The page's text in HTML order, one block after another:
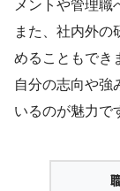
メントや管理職
また、社内外の
めることもでき
自分の志向や強
いるのが魅力で